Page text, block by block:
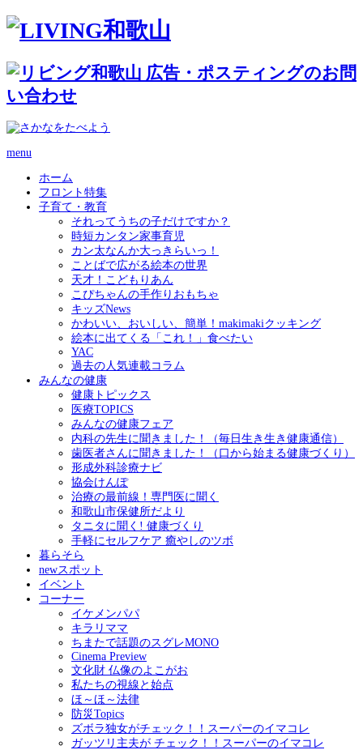
menu
ホーム
フロント特集
子育て・教育
それってうちの子だけですか？
時短カンタン家事育児
カン太なんか大っきらいっ！
ことばで広がる絵本の世界
天才！こどもりあん
こぴちゃんの手作りおもちゃ
キッズNews
かわいい、おいしい、簡単！makimakiクッキング
絵本に出てくる「これ！」食べたい
YAC
過去の人気連載コラム
みんなの健康
健康トピックス
医療TOPICS
みんなの健康フェア
内科の先生に聞きました！（毎日生き生き健康通信）
歯医者さんに聞きました！（口から始まる健康づくり）
形成外科診療ナビ
協会けんぽ
治療の最前線！専門医に聞く
和歌山市保健所だより
タニタに聞く! 健康づくり
手軽にセルフケア 癒やしのツボ
暮らそら
newスポット
イベント
コーナー
イケメンパパ
キラリママ
ちまたで話題のスグレMONO
Cinema Preview
文化財 仏像のよこがお
私たちの視線と始点
ほ～ほ～法律
防災Topics
ズボラ独女がチェック！！スーパーのイマコレ
ガッツリ主夫が チェック！！スーパーのイマコレ